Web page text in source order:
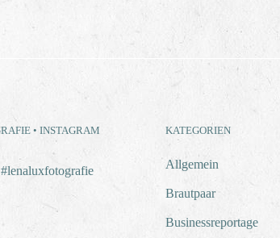
• INSTAGRAM
#lenaluxfotografie
KATEGORIEN
Allgemein
Brautpaar
Businessreportage